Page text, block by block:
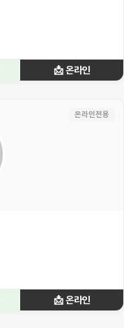
📩 온라인
온라인전용
📩 온라인